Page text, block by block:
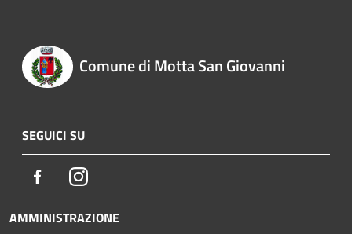
Comune di Motta San Giovanni
SEGUICI SU
FacebookInstagram
AMMINISTRAZIONE